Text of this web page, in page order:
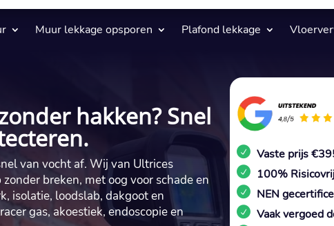
Muur lekkage opsporen Plafond lekkage
hakken? Snel
van vocht af.​ Wij van Ultrices
breken, met oog voor schade en
isolatie, loodslab, dakgoot en
gas, akoestiek, endoscopie en
Vaste prijs
100% Risicovrij
NEN
Vaak vergoed